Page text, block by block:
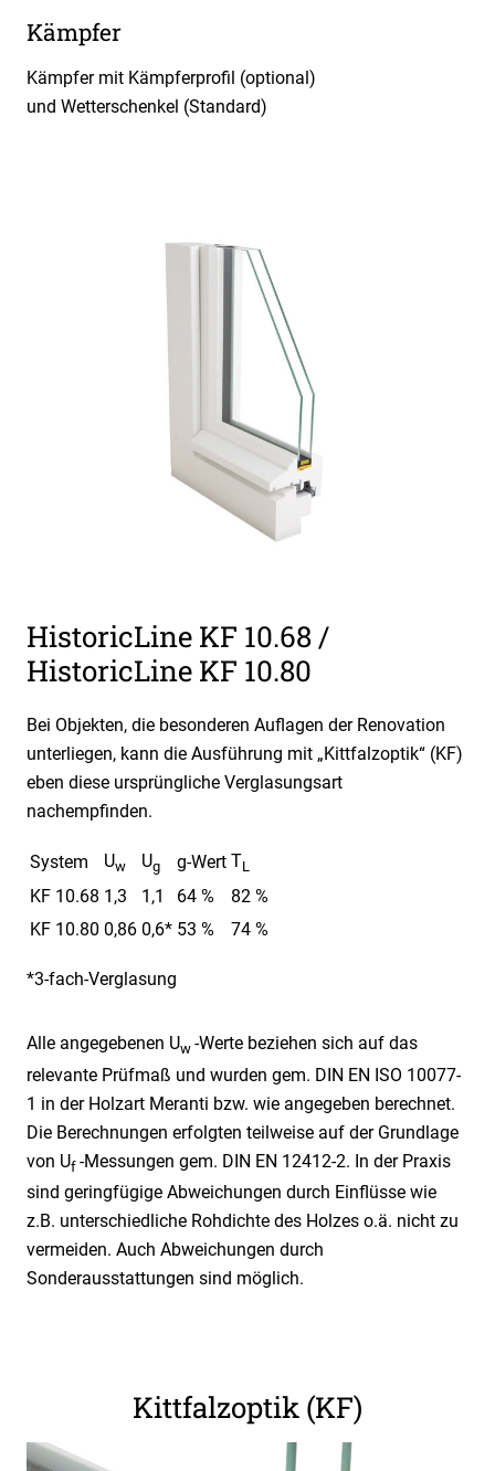
Kämpfer
Kämpfer mit Kämpferprofil (optional)
und Wetterschenkel (Standard)
HistoricLine KF 10.68 /
HistoricLine KF 10.80
Bei Objekten, die besonderen Auflagen der Renovation
unterliegen, kann die Ausführung mit „Kittfalzoptik“ (KF)
eben diese ursprüngliche Verglasungsart
nachempfinden.
System Uw Ug g-Wert TL
KF 10.68 1,3 1,1 64 %
82 %
KF 10.80 0,86 0,6* 53 % 74 %
*3-fach-Verglasung
Alle angegebenen Uw -Werte beziehen sich auf das
relevante Prüfmaß und wurden gem. DIN EN ISO 10077-
1 in der Holzart Meranti bzw. wie angegeben berechnet.
Die Berechnungen erfolgten teilweise auf der Grundlage
von Uf -Messungen gem. DIN EN 12412-2. In der Praxis
sind geringfügige Abweichungen durch Einflüsse wie
z.B. unterschiedliche Rohdichte des Holzes o.ä. nicht zu
vermeiden. Auch Abweichungen durch
Sonderausstattungen sind möglich.
Kittfalzoptik (KF)